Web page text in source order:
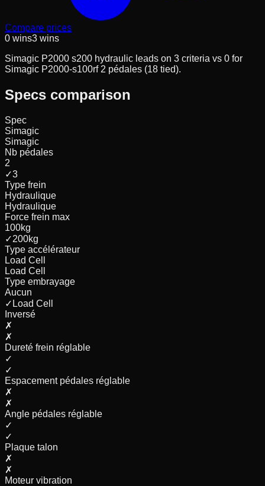
Compare prices
0 wins3 wins
Simagic P2000 s200 hydraulic leads on 3 criteria vs 0 for
Simagic P2000-s100rf 2 pédales (18 tied).
Specs comparison
Spec
Simagic
Simagic
Nb pédales
2
✓3
Type frein
Hydraulique
Hydraulique
Force frein max
100kg
✓200kg
Type accélérateur
Load Cell
Load Cell
Type embrayage
Aucun
✓ Load Cell
Inversé
✗
✗
Dureté frein réglable
✓
✓
Espacement pédales réglable
✗
✗
Angle pédales réglable
✓
✓
Plaque talon
✗
✗
Moteur vibration